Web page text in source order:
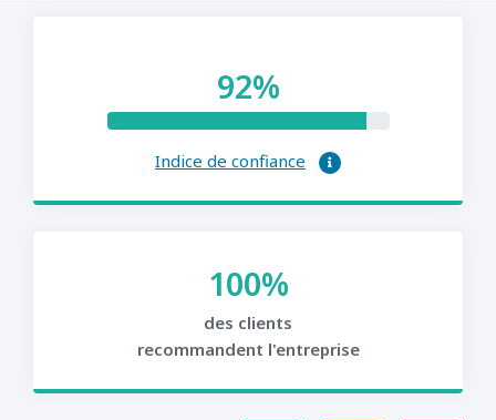
92%
Indice de confiance
100%
des clients
recommandent l'entreprise